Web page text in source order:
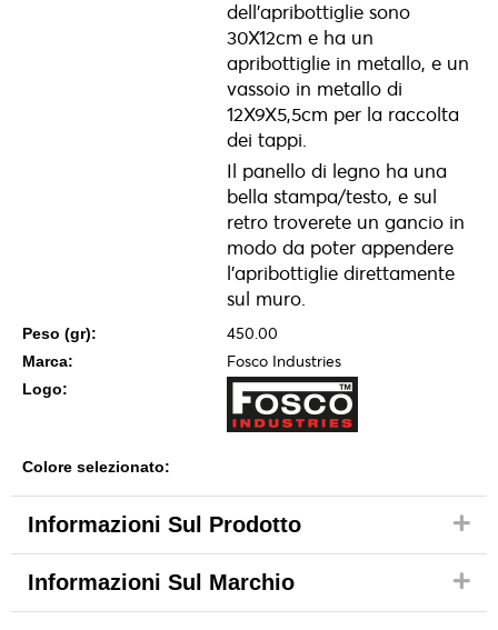
dell'apribottiglie sono
30X12cm e ha un
apribottiglie in metallo, e un
vassoio in metallo di
12X9X5,5cm per la raccolta
dei tappi.
Il panello di legno ha una
bella stampa/testo, e sul
retro troverete un gancio in
modo da poter appendere
l'apribottiglie direttamente
sul muro.
Peso (gr): 450.00
Marca: Fosco Industries
Logo:
Colore selezionato:
Informazioni Sul Prodotto
Informazioni Sul Marchio